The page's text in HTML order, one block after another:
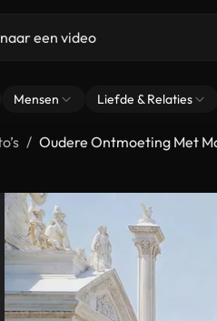
Mensen Liefde & Relaties
Oudere Ontmoeting Met